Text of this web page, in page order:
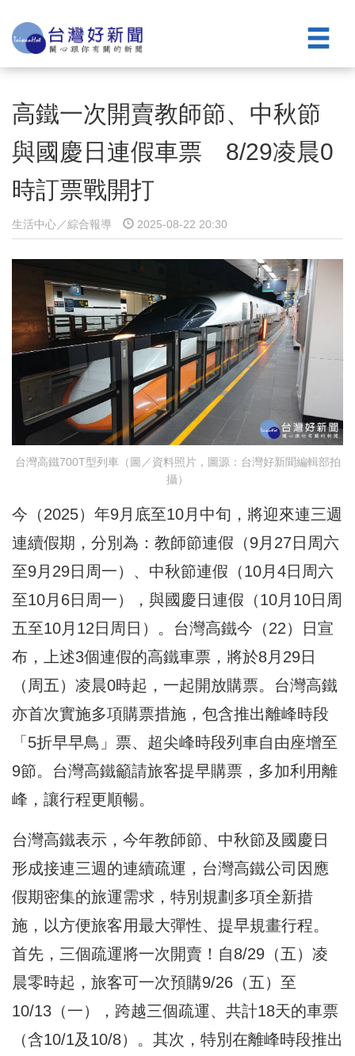
高鐵一次開賣教師節、中秋節
與國慶日連假車票 8/29凌晨0
時訂票戰開打
生活中心／綜合報導 2025-08-22 20:30
台灣高鐵700T型列車（圖／資料照片，圖源：台灣好新聞編輯部拍
攝）
今（2025）年9月底至10月中旬，將迎來連三週
連續假期，分別為：教師節連假（9月27日周六
至9月29日周一）、中秋節連假（10月4日周六
至10月6日周一），與國慶日連假（10月10日周
五至10月12日周日）。台灣高鐵今（22）日宣
布，上述3個連假的高鐵車票，將於8月29日
（周五）凌晨0時起，一起開放購票。台灣高鐵
亦首次實施多項購票措施，包含推出離峰時段
「5折早早鳥」票、超尖峰時段列車自由座增至
9節。台灣高鐵籲請旅客提早購票，多加利用離
峰，讓行程更順暢。
台灣高鐵表示，今年教師節、中秋節及國慶日
形成接連三週的連續疏運，台灣高鐵公司因應
假期密集的旅運需求，特別規劃多項全新措
施，以方便旅客用最大彈性、提早規畫行程。
首先，三個疏運將一次開賣！自8/29（五）凌
晨零時起，旅客可一次預購9/26（五）至
10/13（一），跨越三個疏運、共計18天的車票
（含10/1及10/8）。其次，特別在離峰時段推出